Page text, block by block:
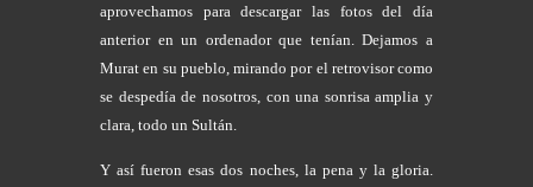
aprovechamos para descargar las fotos del día
anterior en un ordenador que tenían. Dejamos a
Murat en su pueblo, mirando por el retrovisor como
se despedía de nosotros, con una sonrisa amplia y
clara, todo un Sultán.
Y así fueron esas dos noches, la pena y la gloria.